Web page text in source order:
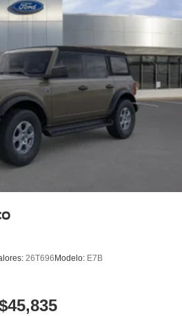
26T696Modelo: E7B